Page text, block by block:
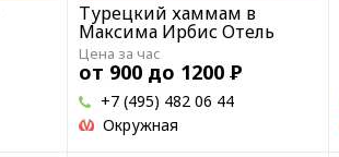
Турецкий хаммам в
Максима Ирбис Отель
Цена за час
от 900 до 1200 Р
Окружная
+7 (495) 482 06 44